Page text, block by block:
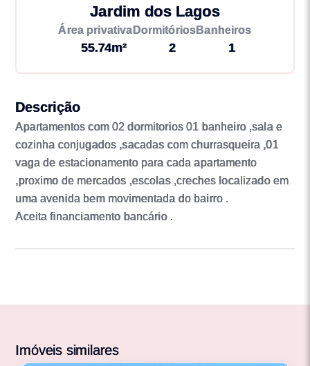
Jardim dos Lagos
Área privativa
55.74m²
Dormitórios
2
Banheiros
1
Descrição
Apartamentos com 02 dormitorios 01 banheiro ,sala e
cozinha conjugados ,sacadas com churrasqueira ,01
vaga de estacionamento para cada apartamento
,proximo de mercados ,escolas ,creches localizado em
uma avenida bem movimentada do bairro .
Aceita financiamento bancário .
Imóveis similares